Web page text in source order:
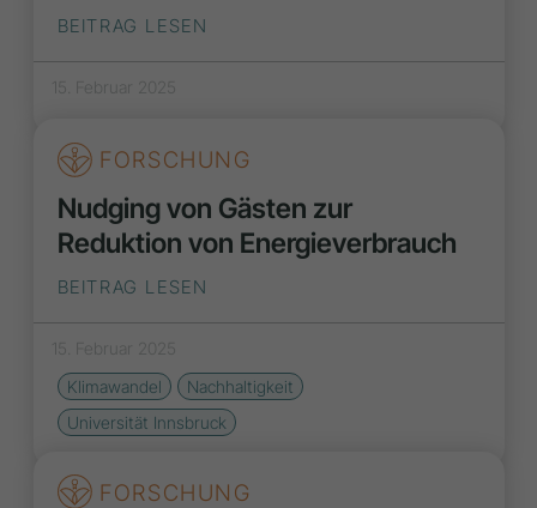
BEITRAG LESEN
15. Februar 2025
FORSCHUNG
Nudging von Gästen zur
Reduktion von Energieverbrauch
BEITRAG LESEN
15. Februar 2025
Klimawandel
Nachhaltigkeit
Universität Innsbruck
FORSCHUNG